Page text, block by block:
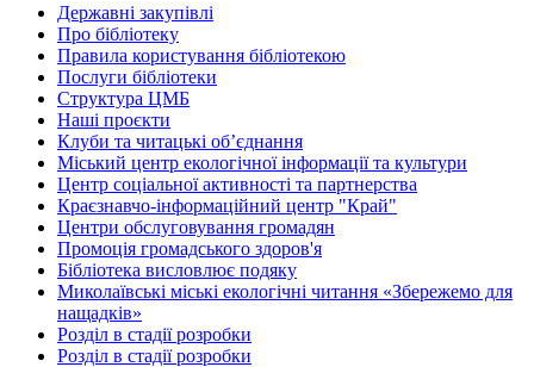
Державні закупівлі
Про бібліотеку
Правила користування бібліотекою
Послуги бібліотеки
Структура ЦМБ
Наші проєкти
Клуби та читацькі об’єднання
Міський центр екологічної інформації та культури
Центр соціальної активності та партнерства
Краєзнавчо-інформаційний центр "Край"
Центри обслуговування громадян
Промоція громадського здоров'я
Бібліотека висловлює подяку
Миколаївські міські екологічні читання «Збережемо для
нащадків»
Розділ в стадії розробки
Розділ в стадії розробки